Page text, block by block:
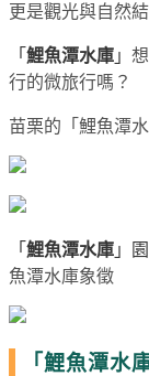
更是觀光與自然
「 鯉魚潭水庫 」
行的微旅行嗎？
苗栗的「鯉魚潭
「 鯉魚潭水庫 」
魚潭水庫象徵
「鯉魚潭水